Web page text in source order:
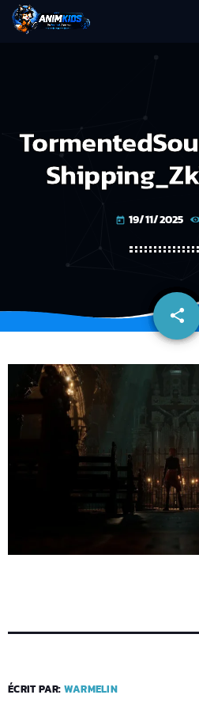
today 19/11/2025
share
email
ÉCRIT PAR: WARMELIN